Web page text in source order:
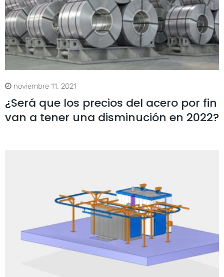
noviembre 11, 2021
¿Será que los precios del acero por fin
van a tener una disminución en 2022?